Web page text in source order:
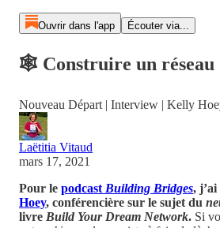
Ouvrir dans l'app Écouter via...
🕸️ Construire un réseau
Nouveau Départ | Interview | Kelly
Laëtitia Vitaud
mars 17, 2021
Pour le podcast Building Bridges,
Hoey, conférencière sur le sujet du
livre Build Your Dream Network. Si